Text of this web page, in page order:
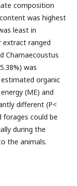
composition
was highest
least in
extract ranged
Chamaecoustus
was
organic
(ME) and
different (P<
forages could be
during the
the animals.